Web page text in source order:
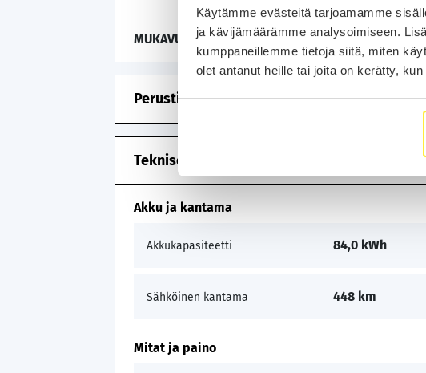
Käytämme evästeitä tarjoamamme
ja kävijämäärämme analysoimiseen.
kumppaneillemme tietoja siitä, miten
olet antanut heille tai joita on kerätty,
MUKAVUUSVARUSTEET:
Perustiedot
Tekniset tiedot
Akku ja kantama
Akkukapasiteetti 84,0 kWh
Sähköinen kantama 448 km
Mitat ja paino